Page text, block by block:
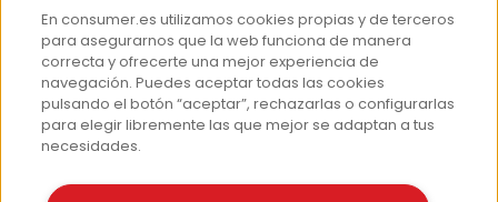
Hemeroteca
Contacto
Prensa
Corpus Lingüístico Consumer
En consumer.es utilizamos cookies propias y de terceros
para asegurarnos que la web funciona de manera
correcta y ofrecerte una mejor experiencia de
navegación. Puedes aceptar todas las cookies
pulsando el botón “aceptar”, rechazarlas o configurarlas
para elegir libremente las que mejor se adaptan a tus
necesidades.